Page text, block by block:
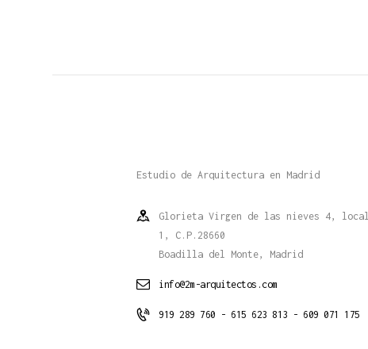
Estudio de Arquitectura en Madrid
Glorieta Virgen de las nieves 4, local
1, C.P.28660
Boadilla del Monte, Madrid
info@2m-arquitectos.com
919 289 760 - 615 623 813 - 609 071 175